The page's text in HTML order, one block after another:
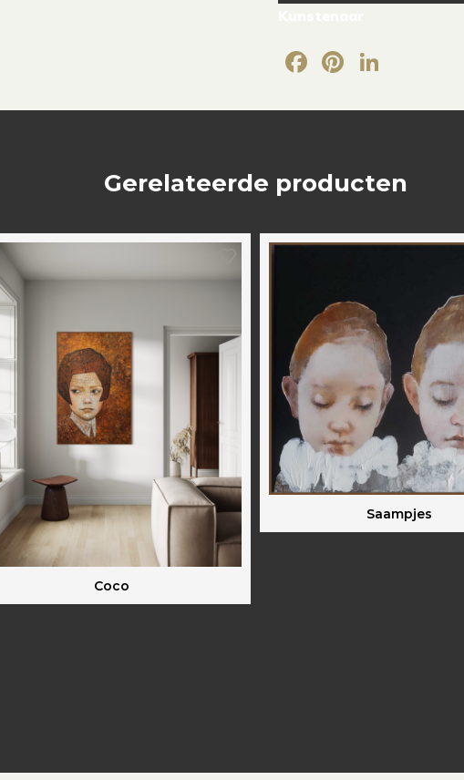
Facebook
Pinterest
Gerelateerde producten
Coco
Saampjes